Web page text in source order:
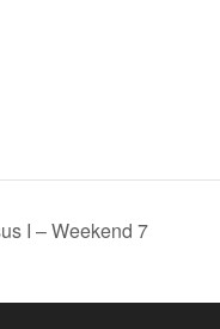
I – Weekend 7